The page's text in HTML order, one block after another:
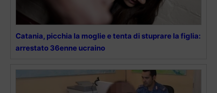
Catania, picchia la moglie e tenta di stuprare la figlia:
arrestato 36enne ucraino